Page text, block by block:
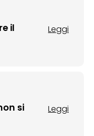
il
Leggi
si
Leggi